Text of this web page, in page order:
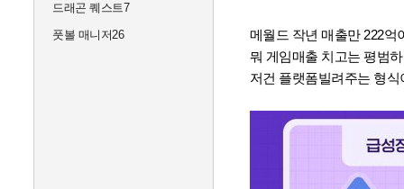
드래곤 퀘스트7
풋볼 매니저26
메월드 작년 매출만 222억
뭐 게임매출 치고는 평범
저건 플랫폼빌려주는 형